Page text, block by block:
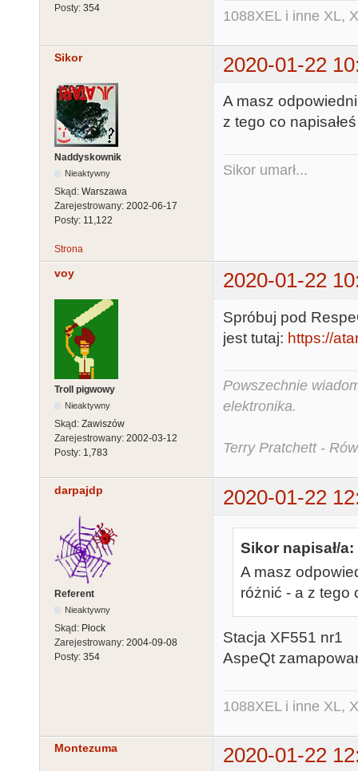
Posty: 354 1088XEL i inne XL,
Sikor 2020-01-22
Naddyskownik
Nieaktywny
Skąd: Warszawa
Zarejestrowany: 2002-06-17
Posty: 11,122
A masz
z tego co
Sikor umarł...
Strona
voy 2020-01-22
Troll pigwowy
Nieaktywny
Skąd: Zawiszów
Zarejestrowany: 2002-03-12
Posty: 1,783
Spróbuj pod
jest tutaj: https://
Powszechnie
elektronika.
Terry Pratchett -
darpajdp 2020-01-22
Referent
Nieaktywny
Skąd: Płock
Zarejestrowany: 2004-09-08
Posty: 354
Sikor napisał/a:
A masz
różnić - a z tego
Stacja XF551 nr1
AspeQt
1088XEL i inne XL,
Montezuma
2020-01-22